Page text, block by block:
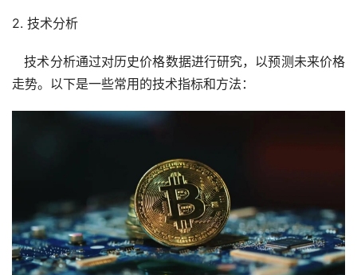
2. 技术分析
技术分析通过对历史价格数据进行研究，以预测未来价格
走势。以下是一些常用的技术指标和方法：